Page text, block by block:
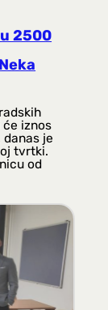
2500
iznos
je
tvrtki.
od